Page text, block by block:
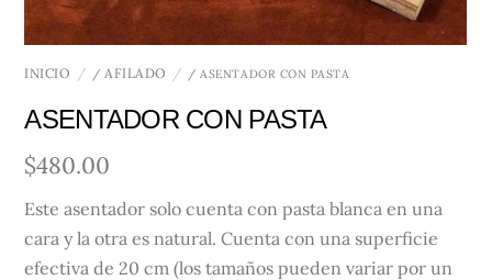
INICIO /AFILADO / ASENTADOR CON PASTA
ASENTADOR CON PASTA
$480.00
Este asentador solo cuenta con pasta blanca en una
cara y la otra es natural. Cuenta con una superficie
efectiva de 20 cm (los tamaños pueden variar por un